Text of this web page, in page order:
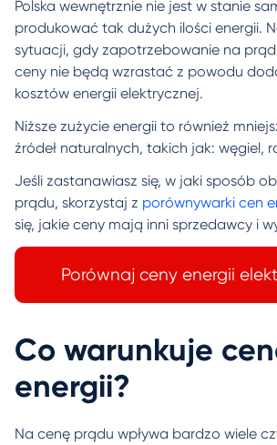
Polska wewnętrznie nie jest w stanie
produkować tak dużych ilości energii.
sytuacji, gdy zapotrzebowanie na prąd
ceny nie będą wzrastać z powodu
kosztów energii elektrycznej.
Niższe zużycie energii to również
źródeł naturalnych, takich jak: węgiel,
Jeśli zastanawiasz się, w jaki sposób
prądu, skorzystaj z porównywarki cen
się, jakie ceny mają inni sprzedawcy i
Porównaj ceny energii
Co warunkuje
energii?
Na cenę prądu wpływa bardzo wiele